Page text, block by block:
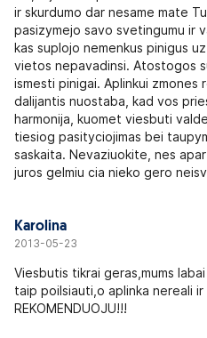
ir skurdumo dar nesame mate
pasizymejo savo svetingumu ir
kas suplojo nemenkus pinigus
vietos nepavadinsi. Atostogos
ismesti pinigai. Aplinkui zmones
dalijantis nuostaba, kad vos
harmonija, kuomet viesbuti
tiesiog pasityciojimas bei
saskaita. Nevaziuokite, nes
juros gelmiu cia nieko gero
Karolina
2013-05-23
Viesbutis tikrai geras,mums
taip poilsiauti,o aplinka nereali ir
REKOMENDUOJU!!!